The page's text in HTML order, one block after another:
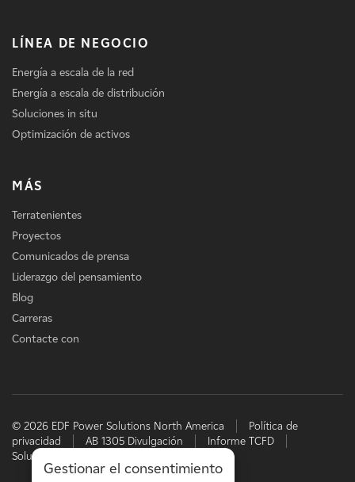
LÍNEA DE NEGOCIO
Energía a escala de la red
Energía a escala de distribución
Soluciones in situ
Optimización de activos
MÁS
Terratenientes
Proyectos
Comunicados de prensa
Liderazgo del pensamiento
Blog
Carreras
Contacte con
© 2026 EDF Power Solutions North America
Política de
privacidad
AB 1305 Divulgación
Informe TCFD
Soluciones energéticas de EDF
Gestionar el consentimiento